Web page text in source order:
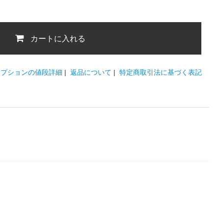
カートに入れる
ションの値段詳細 | 返品について | 特定商取引法に基づく表記